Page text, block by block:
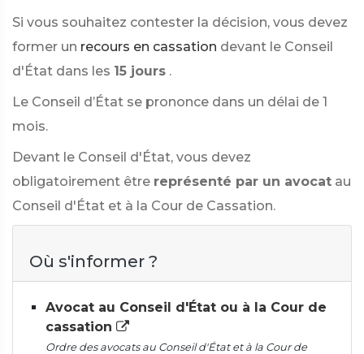
Si vous souhaitez contester la décision, vous devez
former un recours en cassation devant le Conseil
d'État dans les 15 jours .
Le Conseil d’État se prononce dans un délai de 1
mois.
Devant le Conseil d'État, vous devez
obligatoirement être représenté par un avocat au
Conseil d'État et à la Cour de Cassation.
Où s'informer ?
Avocat au Conseil d'État ou à la Cour de
cassation
Ordre des avocats au Conseil d'État et à la Cour de